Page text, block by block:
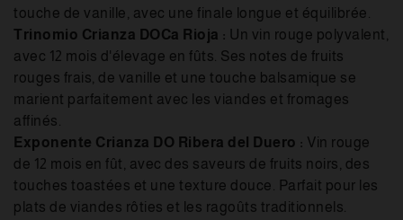
touche de vanille, avec une finale longue et équilibrée.
Trinomio Crianza DOCa Rioja : Un vin rouge polyvalent,
avec 12 mois d'élevage en fûts. Ses notes de fruits
rouges frais, de vanille et une touche balsamique se
marient parfaitement avec les viandes et fromages
affinés.
Exponente Crianza DO Ribera del Duero : Vin rouge
de 12 mois en fût, avec des saveurs de fruits noirs, des
touches toastées et une texture douce. Parfait pour les
plats de viandes rôties et les ragoûts traditionnels.